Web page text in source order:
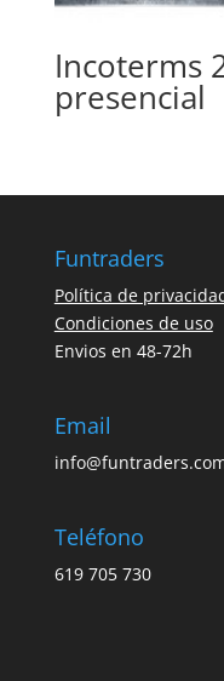
Incoterms
presencial
Funtraders
Política de
Condiciones de uso
Envios en 48-72h
Email
Teléfono
619 705 730